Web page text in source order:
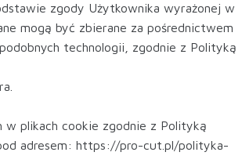
zgody Użytkownika wyrażonej w
mogą być zbierane za pośrednictwem
technologii, zgodnie z Polityką
w plikach cookie zgodnie z Polityką
adresem: https://pro-cut.pl/polityka-